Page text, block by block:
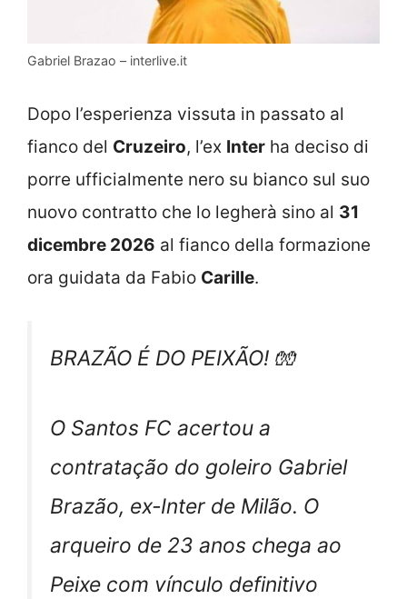
Gabriel Brazao – interlive.it
Dopo l’esperienza vissuta in passato al
fianco del Cruzeiro, l’ex Inter ha deciso di
porre ufficialmente nero su bianco sul suo
nuovo contratto che lo legherà sino al 31
dicembre 2026 al fianco della formazione
ora guidata da Fabio Carille.
BRAZÃO É DO PEIXÃO! 🧤
O Santos FC acertou a
contratação do goleiro Gabriel
Brazão, ex-Inter de Milão. O
arqueiro de 23 anos chega ao
Peixe com vínculo definitivo